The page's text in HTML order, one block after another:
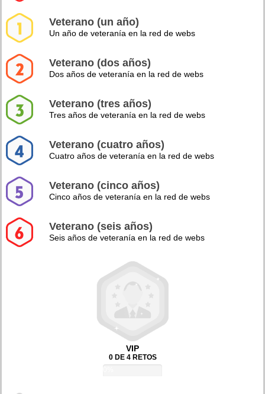
Veterano (un año)
Un año de veteranía en la red de webs
Veterano (dos años)
Dos años de veteranía en la red de webs
Veterano (tres años)
Tres años de veteranía en la red de webs
Veterano (cuatro años)
Cuatro años de veteranía en la red de webs
Veterano (cinco años)
Cinco años de veteranía en la red de webs
Veterano (seis años)
Seis años de veteranía en la red de webs
VIP
0 DE 4 RETOS